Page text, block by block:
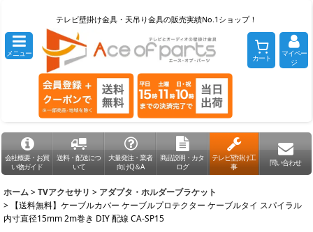
テレビ壁掛け金具・天吊り金具の販売実績No.1ショップ！
メニュー カート
マイペー
ジ
会社概要・お買
い物ガイド
送料・配送につ
いて
大量発注・業者
向けQ＆A
商品説明・カタ
ログ
テレビ壁掛け工
事
問い合わせ
ホーム >TVアクセサリ > アダプタ・ホルダーブラケット
>
【送料無料】ケーブルカバー ケーブルプロテクター ケーブルタイ スパイラル
内寸直径15mm 2m巻き DIY 配線 CA-SP15